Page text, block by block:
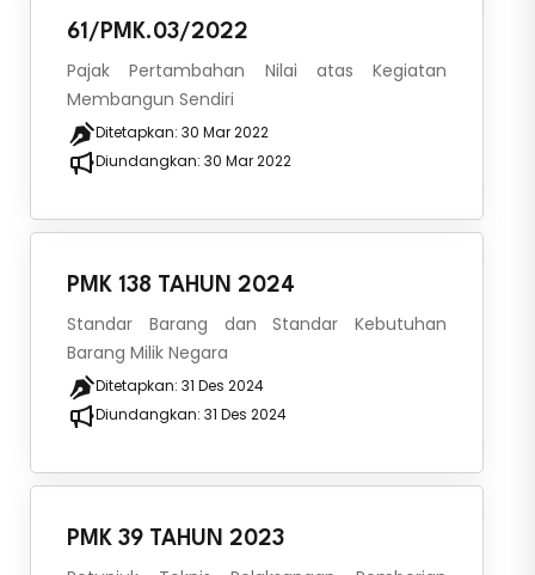
61/PMK.03/2022
Pajak Pertambahan Nilai atas Kegiatan
Membangun Sendiri
Ditetapkan: 30 Mar 2022
Diundangkan: 30 Mar 2022
PMK 138 TAHUN 2024
Standar Barang dan Standar Kebutuhan
Barang Milik Negara
Ditetapkan: 31 Des 2024
Diundangkan: 31 Des 2024
PMK 39 TAHUN 2023